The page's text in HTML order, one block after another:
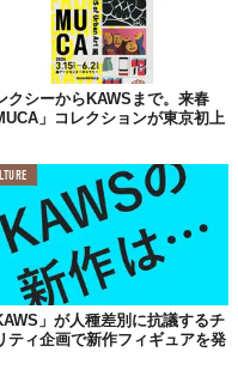
クシーからKAWSまで。来春
」コレクションが東京初上
」が人種差別に抗議するチ
ティ企画で新作フィギュアを発